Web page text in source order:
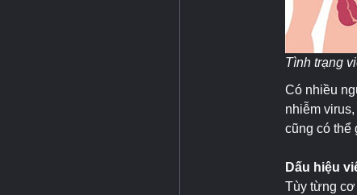
Tình trạng
Có nhiều
nhiễm
cũng có thể
Dấu hiệu
Tùy từng